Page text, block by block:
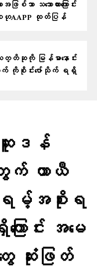
ြစ်သာ သဘောထားကြောင်း
ေဟုAAPP ထုတ်ပြန်
တိဆုကို မြန်မာနောင်း
က် ကိုစိုင်းဇော်သိုက် ရရှိ
ဆူဒန်
က် ယာယီ
မ့်အစိုးရ
ာင်း အမေ
ဆုံးဖြတ်